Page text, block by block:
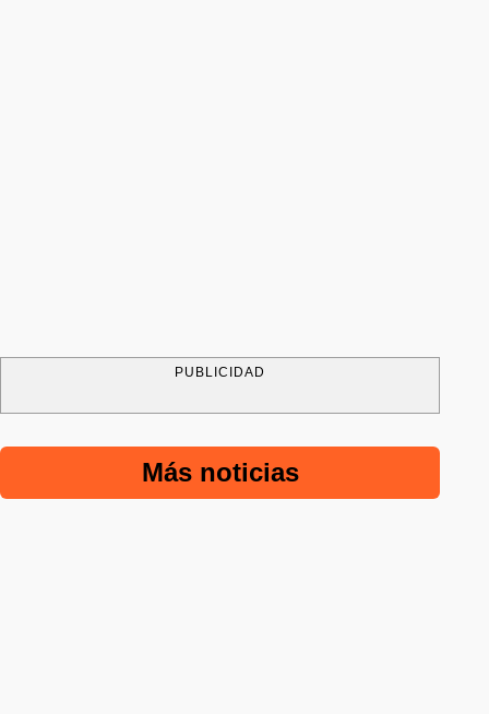
PUBLICIDAD
Más noticias